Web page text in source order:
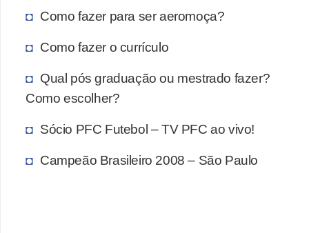
Como fazer para ser aeromoça?
Como fazer o currículo
Qual pós graduação ou mestrado fazer?
Como escolher?
Sócio PFC Futebol – TV PFC ao vivo!
Campeão Brasileiro 2008 – São Paulo